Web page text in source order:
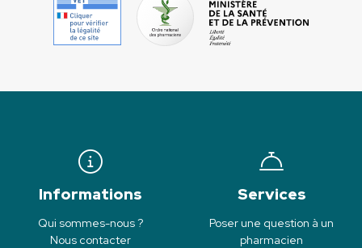
Informations
Qui sommes-nous ?
Nous contacter
Services
Poser une question à un
pharmacien